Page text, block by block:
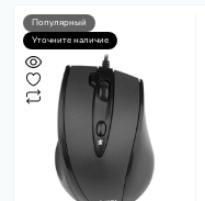
Популярный
Уточните наличие